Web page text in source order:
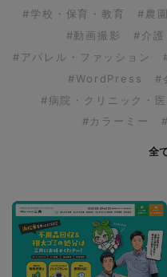
#学校・保育・教育
#農
#動画撮影
#介護
#アパレル・ファッション
#WordPress
#
#病院・クリニック・医
#カラーミー
全